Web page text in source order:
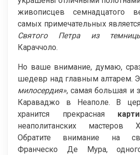
живописцев семнадцатого
самых примечательных
Святого Петра из
Караччоло.
Но ваше внимание, думаю,
шедевр над главным алтарем.
милосердия», самая большая и
Караваджо в Неаполе. В
хранится прекрасная
неаполитанских мастеров
Обратите внимание на
Франческо Де Мура,